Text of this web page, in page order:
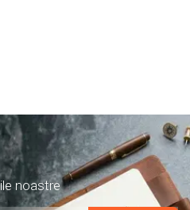
si birotica de cel putin 10 ani de la
noastre